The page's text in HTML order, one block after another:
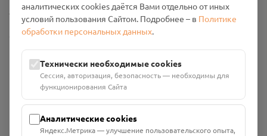
Настройки cookies
Общество с ограниченной ответственностью «Смоленский
Проект Помним»
ИНН: 6700029207 ОГРН: 1256700001986
Юридический адрес: 216790, Смоленская область, р-н
Руднянский, г. Рудня, улица Западная, д. 26А, пом. 18
Номер счёта: 40702810901130004287 в АО "АЛЬФА-БАНК"
аналитических cookies даётся Вами отдельно от иных
условий пользования Сайтом. Подробнее – в Политике
обработки персональных данных.
Технически необходимые cookies
Сессия, авторизация, безопасность — необходимы для
функционирования Сайта
Аналитические cookies
Яндекс.Метрика — улучшение пользовательского опыта,